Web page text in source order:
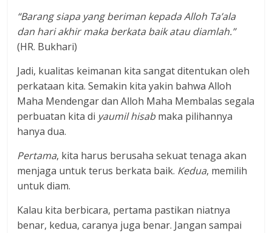
“Barang siapa yang beriman kepada Alloh Ta’ala
dan hari akhir maka berkata baik atau diamlah.”
(HR. Bukhari)
Jadi, kualitas keimanan kita sangat ditentukan oleh
perkataan kita. Semakin kita yakin bahwa Alloh
Maha Mendengar dan Alloh Maha Membalas segala
perbuatan kita di yaumil hisabmaka pilihannya
hanya dua.
Pertama, kita harus berusaha sekuat tenaga akan
menjaga untuk terus berkata baik. Kedua, memilih
untuk diam.
Kalau kita berbicara, pertama pastikan niatnya
benar, kedua, caranya juga benar. Jangan sampai